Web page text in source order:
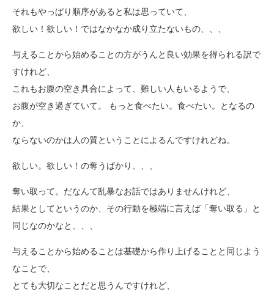
それもやっぱり順序があると私は思っていて、
欲しい！欲しい！ではなかなか成り立たないもの、、、
与えることから始めることの方がうんと良い効果を得られる訳で
すけれど、
これもお腹の空き具合によって、難しい人もいるようで、
お腹が空き過ぎていて。 もっと食べたい。食べたい。となるの
か、
ならないのかは人の質ということによるんですけれどね。
欲しい。欲しい！の奪うばかり、、、
奪い取って。だなんて乱暴なお話ではありませんけれど、
結果としてというのか、その行動を極端に言えば「奪い取る」と
同じなのかなと、、、
与えることから始めることは基礎から作り上げることと同じよう
なことで、
とても大切なことだと思うんですけれど、